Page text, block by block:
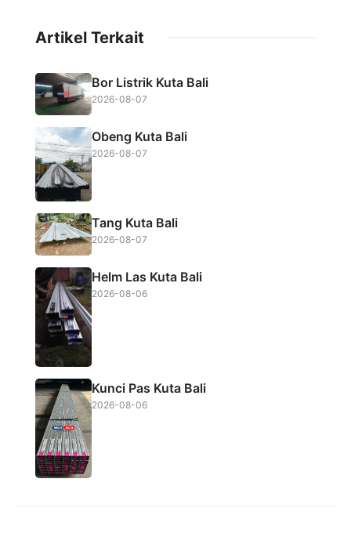
e
b
o
o
k
t
e
t
A
p
Artikel Terkait
Bor Listrik Kuta Bali
2026-08-07
Obeng Kuta Bali
2026-08-07
Tang Kuta Bali
2026-08-07
Helm Las Kuta Bali
2026-08-06
Kunci Pas Kuta Bali
2026-08-06